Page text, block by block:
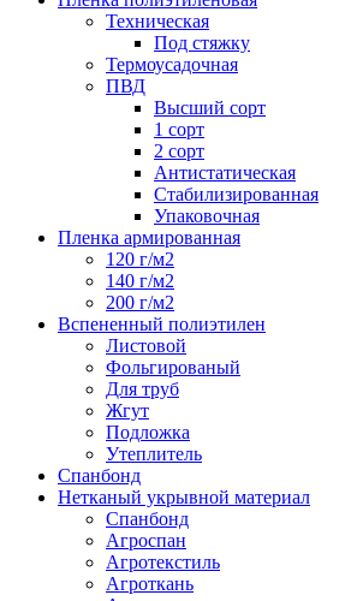
Техническая
Под стяжку
Термоусадочная
ПВД
Высший сорт
1 сорт
2 сорт
Антистатическая
Стабилизированная
Упаковочная
Пленка армированная
120 г/м2
140 г/м2
200 г/м2
Вспененный полиэтилен
Листовой
Фольгированый
Для труб
Жгут
Подложка
Утеплитель
Спанбонд
Нетканый укрывной материал
Спанбонд
Агроспан
Агротекстиль
Агроткань